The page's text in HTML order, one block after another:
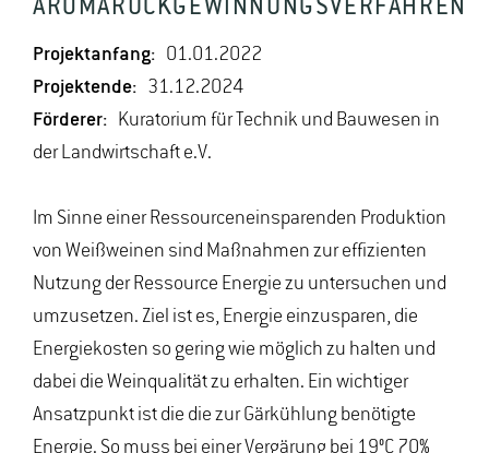
AROMARÜCKGEWINNUNGSVERFAHREN
Projektanfang: 01.01.2022
Projektende: 31.12.2024
Förderer: Kuratorium für Technik und Bauwesen in
der Landwirtschaft e.V.
Im Sinne einer Ressourceneinsparenden Produktion
von Weißweinen sind Maßnahmen zur effizienten
Nutzung der Ressource Energie zu untersuchen und
umzusetzen. Ziel ist es, Energie einzusparen, die
Energiekosten so gering wie möglich zu halten und
dabei die Weinqualität zu erhalten. Ein wichtiger
Ansatzpunkt ist die die zur Gärkühlung benötigte
Energie. So muss bei einer Vergärung bei 19°C 70%